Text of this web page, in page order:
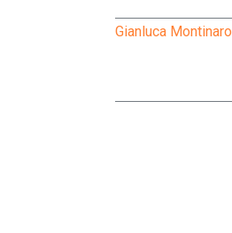
Gianluca Montinaro